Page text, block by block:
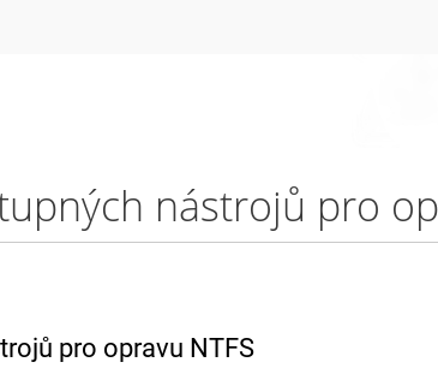
nástrojů pro
pro opravu NTFS